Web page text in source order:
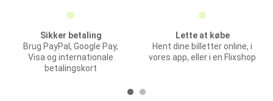
Sikker betaling
Brug PayPal, Google Pay,
Visa og internationale
betalingskort
Lette at købe
Hent dine billetter online, i
vores app, eller i en Flixshop